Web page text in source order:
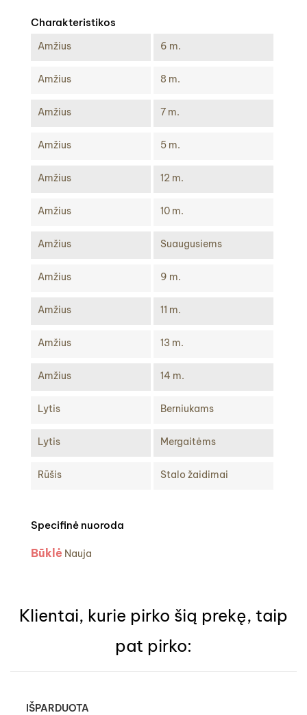
Charakteristikos
Amžius 6 m.
Amžius 8 m.
Amžius 7 m.
Amžius 5 m.
Amžius 12 m.
Amžius 10 m.
Amžius Suaugusiems
Amžius 9 m.
Amžius 11 m.
Amžius 13 m.
Amžius 14 m.
Lytis Berniukams
Lytis Mergaitėms
Rūšis Stalo žaidimai
Specifinė nuoroda
Būklė Nauja
Klientai, kurie pirko šią prekę, taip
pat pirko:
IŠPARDUOTA